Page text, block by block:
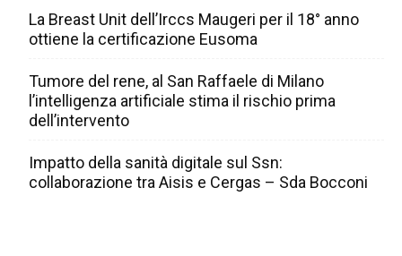
La Breast Unit dell’Irccs Maugeri per il 18° anno
ottiene la certificazione Eusoma
Tumore del rene, al San Raffaele di Milano
l’intelligenza artificiale stima il rischio prima
dell’intervento
Impatto della sanità digitale sul Ssn:
collaborazione tra Aisis e Cergas – Sda Bocconi